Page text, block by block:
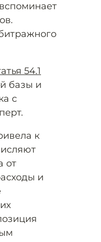
54.1
базы и
с
к
от
и